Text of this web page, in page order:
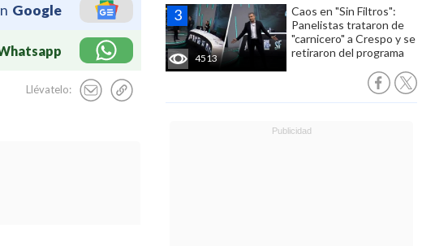
Google
Llévatelo:
4513
Caos en "Sin Filtros":
Panelistas trataron de
"carnicero" a Crespo y se
retiraron del programa